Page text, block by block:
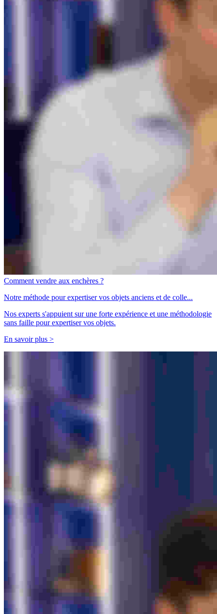
Comment vendre aux enchères ?
Notre méthode pour expertiser vos objets anciens et de colle...
Nos experts s'appuient sur une forte expérience et une méthodologie
sans faille pour expertiser vos objets.
En savoir plus >